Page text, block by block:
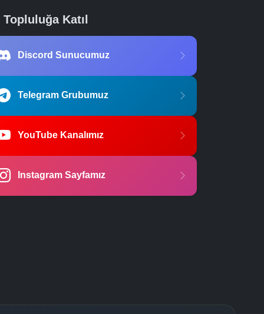
Topluluğa Katıl
Discord Sunucumuz
Telegram Grubumuz
YouTube Kanalımız
Instagram Sayfamız